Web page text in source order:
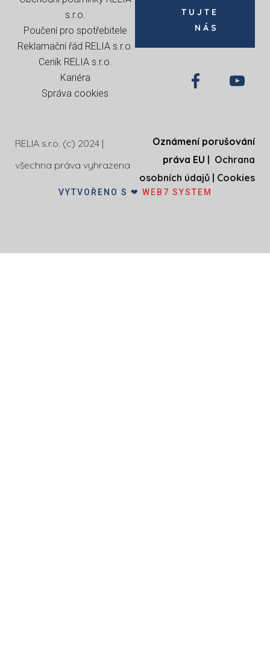
s.r.o.
Poučení pro spotřebitele
Reklamační řád RELIA s.r.o.
Ceník RELIA s.r.o.
Kariéra
Správa cookies
TUJTE
NÁS
RELIA s.r.o. (c) 2024 |
všechna práva vyhrazena
Oznámení porušování
práva EU | Ochrana
osobních údajů | Cookies
VYTVOŘENO S ❤ WEB7 SYSTEM